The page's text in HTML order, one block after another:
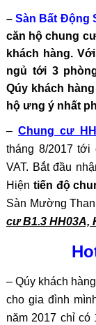
–Sàn Bất Động
căn hộ chung
khách hàng.
ngủ tới 3
Qúy khách
hộ ưng ý nhất
–Chung cư
tháng 8/2017 tới
VAT. Bắt đầu
Hiện tiến độ
Sàn Mường
cư B1.3 HH03A,
– Qúy khách
cho gia đình
năm 2017 chỉ có